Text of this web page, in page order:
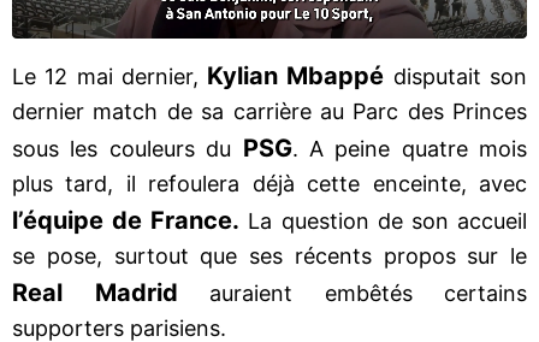
Le 12 mai dernier, Kylian Mbappé disputait son
dernier match de sa carrière au Parc des Princes
sous les couleurs du PSG. A peine quatre mois
plus tard, il refoulera déjà cette enceinte, avec
l’équipe de France. La question de son accueil
se pose, surtout que ses récents propos sur le
Real Madrid
auraient embêtés certains
supporters parisiens.